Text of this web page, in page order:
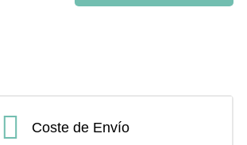
Coste de Envío